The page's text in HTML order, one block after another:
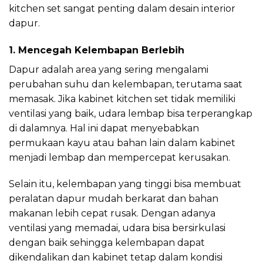
kitchen set sangat penting dalam desain interior
dapur.
1. Mencegah Kelembapan Berlebih
Dapur adalah area yang sering mengalami
perubahan suhu dan kelembapan, terutama saat
memasak. Jika kabinet kitchen set tidak memiliki
ventilasi yang baik, udara lembap bisa terperangkap
di dalamnya. Hal ini dapat menyebabkan
permukaan kayu atau bahan lain dalam kabinet
menjadi lembap dan mempercepat kerusakan.
Selain itu, kelembapan yang tinggi bisa membuat
peralatan dapur mudah berkarat dan bahan
makanan lebih cepat rusak. Dengan adanya
ventilasi yang memadai, udara bisa bersirkulasi
dengan baik sehingga kelembapan dapat
dikendalikan dan kabinet tetap dalam kondisi